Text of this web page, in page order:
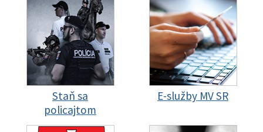
Staň sa
policajtom
E-služby MV SR